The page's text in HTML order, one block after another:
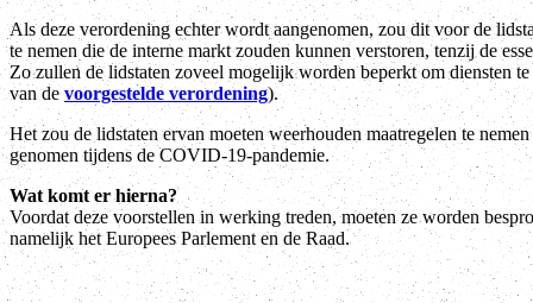
Als deze verordening echter wordt aangenomen, zou dit voor de
te nemen die de interne markt zouden kunnen verstoren, tenzij de
Zo zullen de lidstaten zoveel mogelijk worden beperkt om diensten
van devoorgestelde verordening).
Het zou de lidstaten ervan moeten weerhouden maatregelen te
genomen tijdens de COVID-19-pandemie.
Wat komt er hierna?
Voordat deze voorstellen in werking treden, moeten ze worden
namelijk het Europees Parlement en de Raad.